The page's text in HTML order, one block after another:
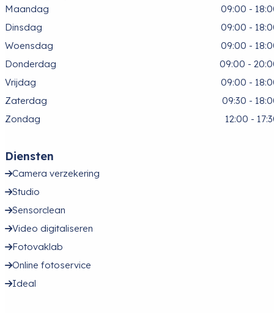
Maandag
09:00 -
Dinsdag
09:00 -
Woensdag
09:00 -
Donderdag
09:00 -
Vrijdag
09:00 -
Zaterdag
09:30 -
Zondag
12:00 -
Diensten
Camera verzekering
Studio
Sensorclean
Video digitaliseren
Fotovaklab
Online fotoservice
Ideal